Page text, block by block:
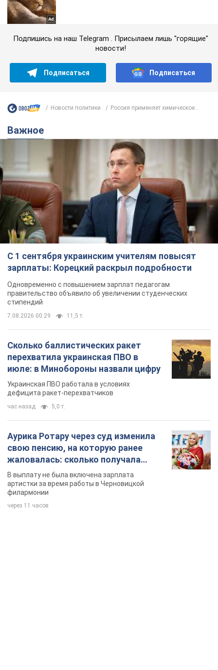
Подпишись на наш Telegram . Присылаем лишь "горящие"
новости!
Подписаться Подписаться
Новости политики Россия применяет химическое...
Важное
С 1 сентября украинским учителям повысят
зарплаты: Корецкий раскрыл подробности
Одновременно с повышением зарплат педагогам
правительство объявило об увеличении студенческих
стипендий
7.08.2026 00:29 11,5 т.
Сколько баллистических ракет
перехватила украинская ПВО в
июле: в Минобороны назвали цифру
Украинская ПВО работала в условиях
дефицита ракет-перехватчиков
час назад 5,0 т.
Аурика Ротару через суд изменила
свою пенсию, на которую ранее
жаловалась: сколько получала
певица
В выплату не была включена зарплата
артистки за время работы в Черновицкой
филармонии
через 11 часов